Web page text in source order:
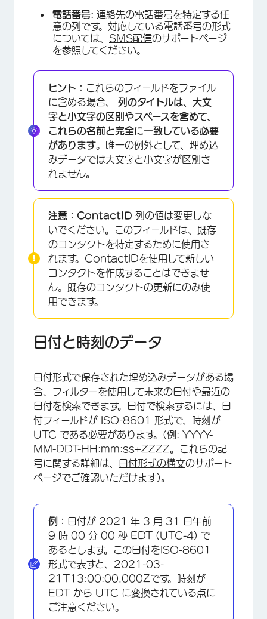
電話番号: 連絡先の電話番号を特定する任
意の列です。対応している電話番号の形式
については、 SMS配信のサポートページ
を参照してください。
ヒント： これらのフィールドをファイル
に含める場合、 列のタイトルは、大文
字と小文字の区別やスペースを含めて、
これらの名前と完全に一致している必要
があります。唯一の例外として、埋め込
みデータでは大文字と小文字が区別さ
れません。
注意： ContactID 列の値は変更しな
いでください。このフィールドは、既存
のコンタクトを特定するために使用さ
れます。ContactIDを使用して新しい
コンタクトを作成することはできませ
ん。既存のコンタクトの更新にのみ使
用できます。
日付と時刻のデータ
日付形式で保存された埋め込みデータがある場
合、フィルターを使用して未来の日付や最近の
日付を検索できます。日付で検索するには、日
付フィールドが ISO-8601 形式で、時刻が
UTC である必要があります。(例: YYYY-
MM-DDT-HH:mm:ss+ZZZZ。これらの記
号に関する詳細は、
日付形式の構文のサポート
ページでご確認いただけます)。
例：
日付が 2021 年 3 月 31 日午前
9 時 00 分 00 秒 EDT (UTC-4) で
あるとします。この日付をISO-8601
形式で表すと、2021-03-
21T13:00:00.000Zです。時刻が
EDT から UTC に変換されている点に
ご注意ください。